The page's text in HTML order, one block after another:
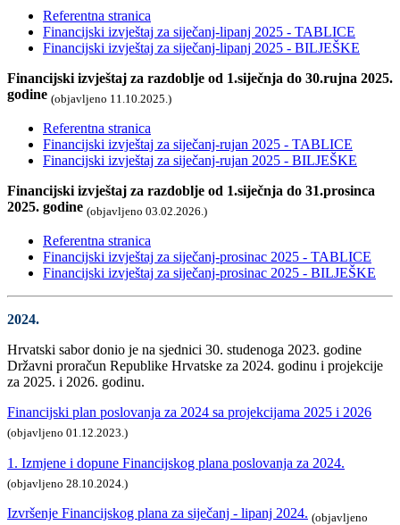
Referentna stranica
Financijski izvještaj za siječanj-lipanj 2025 - TABLICE
Financijski izvještaj za siječanj-lipanj 2025 - BILJEŠKE
Financijski izvještaj za razdoblje od 1.siječnja do 30.rujna 2025.
godine (objavljeno 11.10.2025.)
Referentna stranica
Financijski izvještaj za siječanj-rujan 2025 - TABLICE
Financijski izvještaj za siječanj-rujan 2025 - BILJEŠKE
Financijski izvještaj za razdoblje od 1.siječnja do 31.prosinca
2025. godine (objavljeno 03.02.2026.)
Referentna stranica
Financijski izvještaj za siječanj-prosinac 2025 - TABLICE
Financijski izvještaj za siječanj-prosinac 2025 - BILJEŠKE
2024.
Hrvatski sabor donio je na sjednici 30. studenoga 2023. godine
Državni proračun Republike Hrvatske za 2024. godinu i projekcije
za 2025. i 2026. godinu.
Financijski plan poslovanja za 2024 sa projekcijama 2025 i 2026
(objavljeno 01.12.2023.)
1. Izmjene i dopune Financijskog plana poslovanja za 2024.
(objavljeno 28.10.2024.)
Izvršenje Financijskog plana za siječanj - lipanj 2024. (objavljeno